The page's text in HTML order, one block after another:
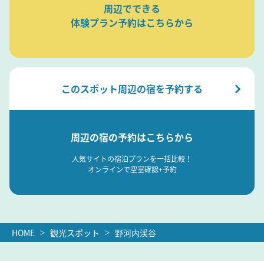
周辺でできる
体験プラン予約はこちらから
このスポット周辺の宿を予約する
周辺の宿の予約はこちらから
人気サイトの宿泊プランを一括比較！
オンラインで空室確認+予約
HOME 観光スポット 野河内渓谷